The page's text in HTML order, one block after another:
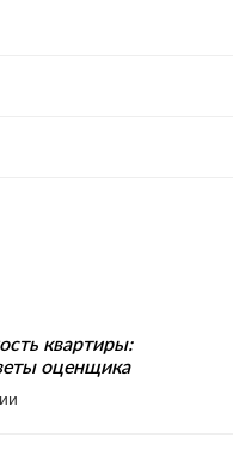
квартиры:
оценщика